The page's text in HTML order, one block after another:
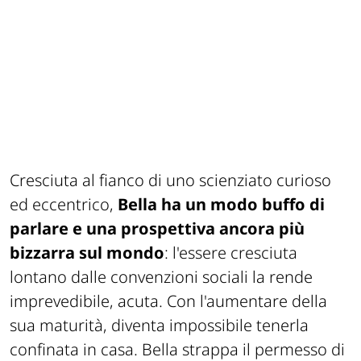
Cresciuta al fianco di uno scienziato curioso
ed eccentrico, Bella ha un modo buffo di
parlare e una prospettiva ancora più
bizzarra sul mondo: l'essere cresciuta
lontano dalle convenzioni sociali la rende
imprevedibile, acuta. Con l'aumentare della
sua maturità, diventa impossibile tenerla
confinata in casa. Bella strappa il permesso di